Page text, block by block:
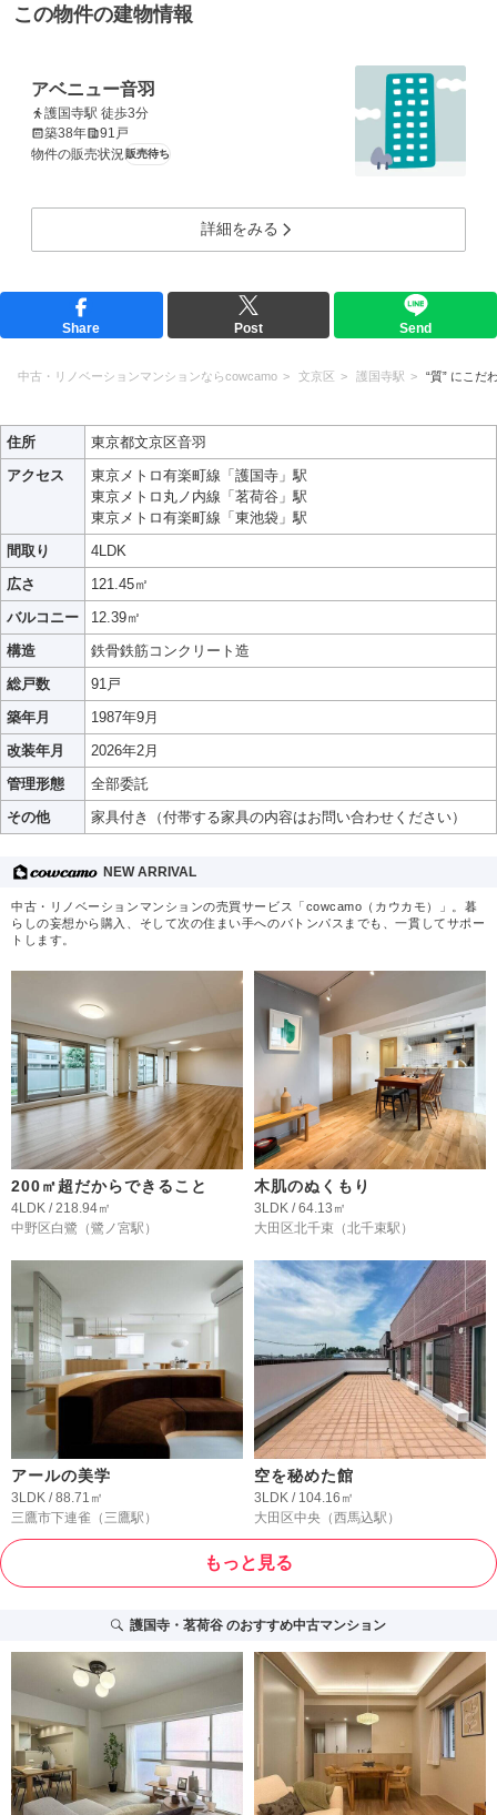
この物件の建物情報
アベニュー音羽
護国寺駅 徒歩3分
築38年
91戸
物件の販売状況販売待ち
詳細をみる
Share Post Send
中古・リノベーションマンションならcowcamo 文京区 護国寺駅 “質” にこだ
住所
東京都文京区音羽
アクセス
東京メトロ有楽町線「護国寺」駅
東京メトロ丸ノ内線「茗荷谷」駅
東京メトロ有楽町線「東池袋」駅
間取り
4LDK
広さ
121.45㎡
バルコニー
12.39㎡
構造
鉄骨鉄筋コンクリート造
総戸数
91戸
築年月
1987年9月
改装年月
2026年2月
管理形態
全部委託
その他
家具付き（付帯する家具の内容はお問い合わせください）
NEW ARRIVAL
中古・リノベーションマンションの売買サービス「cowcamo（カウカモ）」。暮
らしの妄想から購入、そして次の住まい手へのバトンパスまでも、一貫してサポー
トします。
200㎡超だからできること
4LDK / 218.94㎡
中野区白鷺 （鷺ノ宮駅）
木肌のぬくもり
3LDK / 64.13㎡
大田区北千束 （北千束駅）
アールの美学
3LDK / 88.71㎡
三鷹市下連雀 （三鷹駅）
空を秘めた館
3LDK / 104.16㎡
大田区中央 （西馬込駅）
もっと見る
護国寺・茗荷谷のおすすめ中古マンション